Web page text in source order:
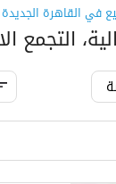
في القاهرة الجديدة
التجمع